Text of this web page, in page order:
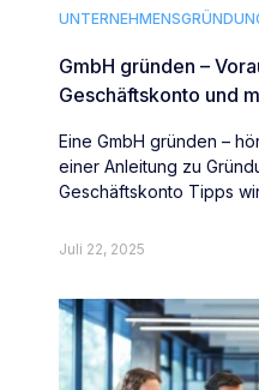
GmbH gründen –
Geschäftskonto und
Eine GmbH gründen –
einer Anleitung zu
Geschäftskonto Tipps
Juli 22, 2025